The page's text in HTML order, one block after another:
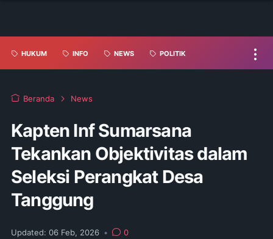
HUKUM INFO NEWS POLITIK
Beranda News
Kapten Inf Sumarsana
Tekankan Objektivitas dalam
Seleksi Perangkat Desa
Tanggung
Updated: 06 Feb, 2026 •
0